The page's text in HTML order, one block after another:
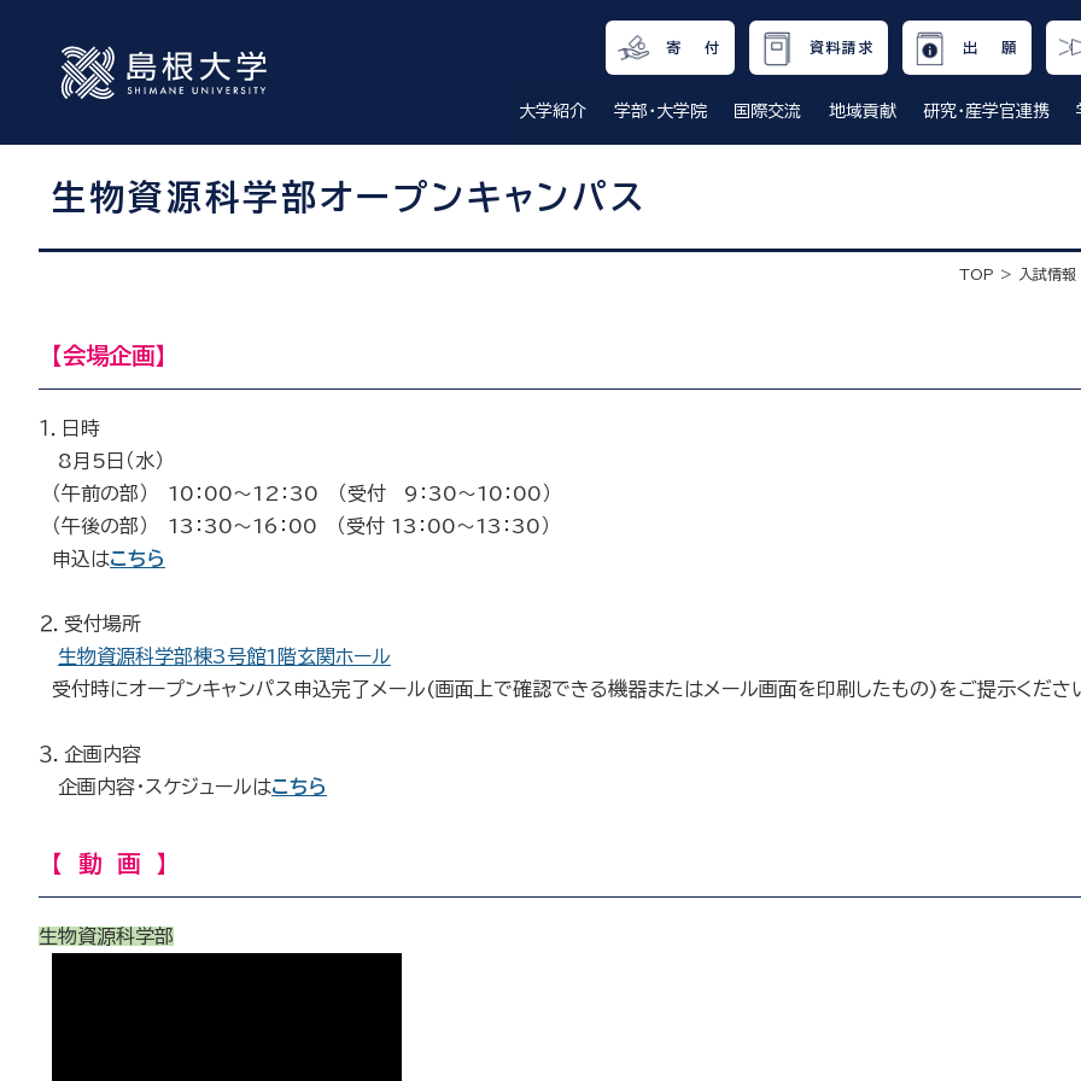
寄 付 資料請求 出 願
大学紹介 学部・大学院 国際交流 地域貢献 研究・産学官連携
生物資源科学部オープンキャンパス
TOP 入試情報
【会場企画】
１．日時
8月5日（水）
（午前の部） 10：00～12：30 （受付 9：30～10：00）
（午後の部） 13：30～16：00 （受付 13：00～13：30）
申込はこちら
２．受付場所
生物資源科学部棟3号館1階玄関ホール
受付時にオープンキャンパス申込完了メール(画面上で確認できる機器またはメール画面を印刷したもの)をご提示くださ
３．企画内容
企画内容・スケジュールはこちら
【 動 画 】
生物資源科学部